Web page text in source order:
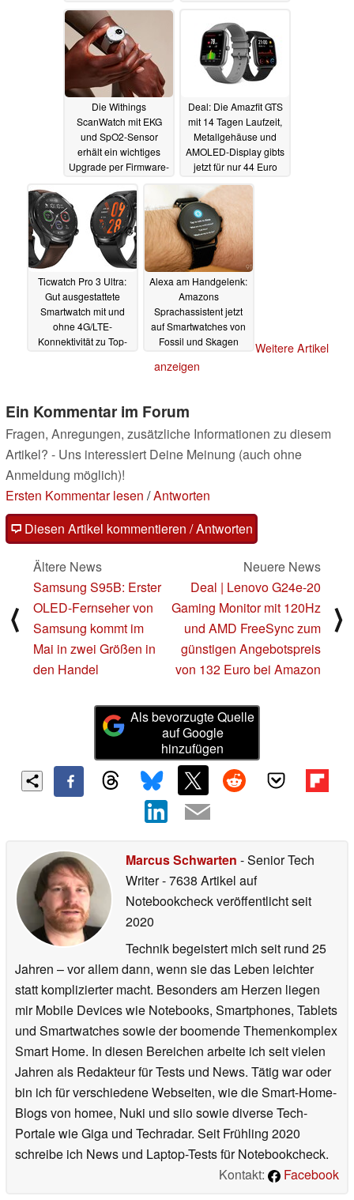
24.03.2022
Die Withings
ScanWatch mit EKG
und SpO2-Sensor
erhält ein wichtiges
Upgrade per Firmware-
Deal: Die Amazfit GTS
mit 14 Tagen Laufzeit,
Metallgehäuse und
AMOLED-Display gibts
jetzt für nur 44 Euro
21.03.2022
Ticwatch Pro 3 Ultra:
Gut ausgestattete
Smartwatch mit und
ohne 4G/LTE-
Konnektivität zu Top-
Alexa am Handgelenk:
Amazons
Sprachassistent jetzt
auf Smartwatches von
Fossil und Skagen
Weitere Artikel
anzeigen
Ein Kommentar im Forum
Fragen, Anregungen, zusätzliche Informationen zu diesem
Artikel? - Uns interessiert Deine Meinung (auch ohne
Anmeldung möglich)!
Ersten Kommentar lesen /Antworten
Diesen Artikel kommentieren / Antworten
⟨
Ältere News
Samsung S95B: Erster
OLED-Fernseher von
Samsung kommt im
Mai in zwei Größen in
den Handel
Neuere News
Deal | Lenovo G24e-20
Gaming Monitor mit 120Hz
und AMD FreeSync zum
günstigen Angebotspreis
von 132 Euro bei Amazon
⟩
Als bevorzugte Quelle
auf Google
hinzufügen
Marcus Schwarten - Senior Tech
Writer- 7638 Artikel auf
Notebookcheck veröffentlichtseit
2020
Technik begeistert mich seit rund 25
Jahren – vor allem dann, wenn sie das Leben leichter
statt komplizierter macht. Besonders am Herzen liegen
mir Mobile Devices wie Notebooks, Smartphones, Tablets
und Smartwatches sowie der boomende Themenkomplex
Smart Home. In diesen Bereichen arbeite ich seit vielen
Jahren als Redakteur für Tests und News. Tätig war oder
bin ich für verschiedene Webseiten, wie die Smart-Home-
Blogs von homee, Nuki und siio sowie diverse Tech-
Portale wie Giga und Techradar. Seit Frühling 2020
schreibe ich News und Laptop-Tests für Notebookcheck.
Kontakt:
Facebook